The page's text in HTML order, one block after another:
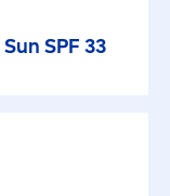
Sun SPF 33